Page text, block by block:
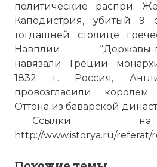
политические распри.
Каподистрия, убитый 9
тогдашней столице
Навплии. “Державы-
навязали Греции
1832 г. Россия,
провозгласили
Оттона из баварской
Ссылки
http://www.istorya.ru/referat/